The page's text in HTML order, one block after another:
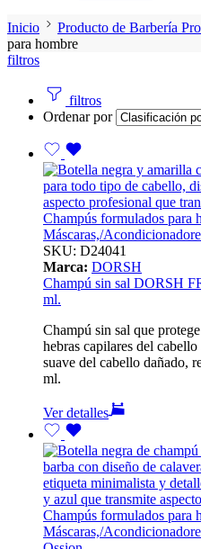
Inicio Producto de Barbería
para hombre
filtros
filtros
Ordenar por
Champús formulados para
Máscaras,/
SKU: D24041
Marca: DORSH
Champú sin sal DORSH
ml.
Champú sin sal que
hebras capilares del
suave del cabello dañado,
ml.
Ver detalles
Champús formulados para
Máscaras,/